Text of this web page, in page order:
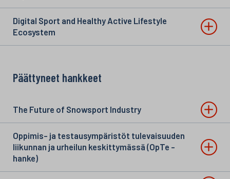
Digital Sport and Healthy Active Lifestyle
Ecosystem
Päättyneet hankkeet
The Future of Snowsport Industry
Oppimis- ja testausympäristöt tulevaisuuden
liikunnan ja urheilun keskittymässä (OpTe -
hanke)